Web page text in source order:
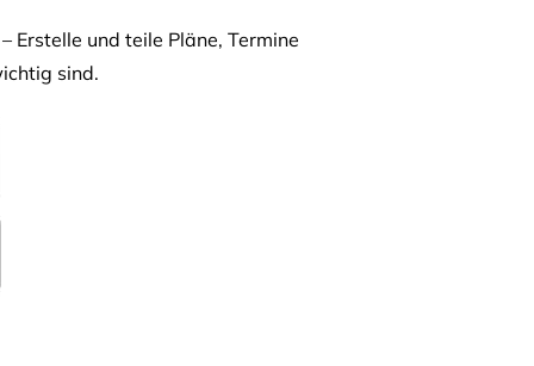
Erstelle und teile Pläne, Termine
sind.